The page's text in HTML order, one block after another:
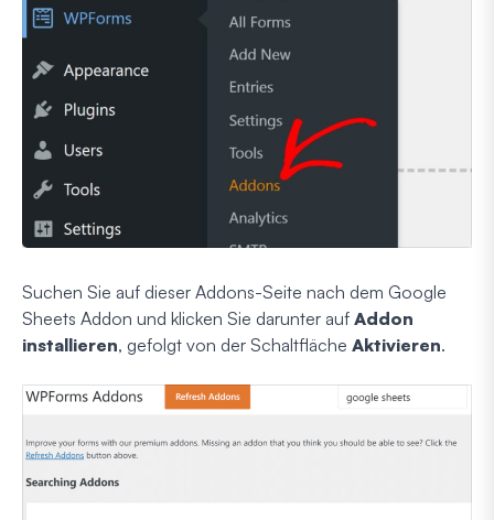
Suchen Sie auf dieser Addons-Seite nach dem Google
Sheets Addon und klicken Sie darunter auf Addon
installieren, gefolgt von der Schaltfläche Aktivieren.